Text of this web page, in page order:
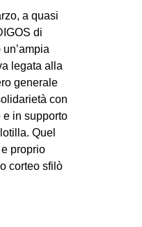
a quasi
di
legata alla
generale
con
in supporto
Quel
proprio
corteo sfilò